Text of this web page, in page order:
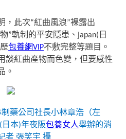
，此次“紅曲風浪”裸露出
”軌制的平安隱患、japan(日
包養網VIP不敷完整等題目。
談紅曲產物而色變，但要感性
。
制藥公司社長小林章浩（左
日本)年夜阪包養女人舉辦的消